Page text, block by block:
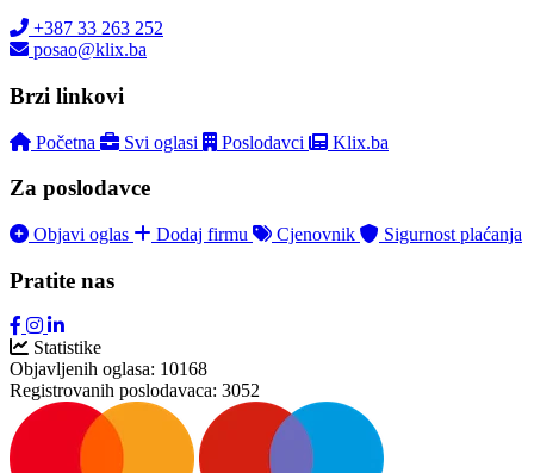
+387 33 263 252
posao@klix.ba
Brzi linkovi
Početna Svi oglasi Poslodavci Klix.ba
Za poslodavce
Objavi oglas Dodaj firmu Cjenovnik Sigurnost plaćanja
Pratite nas
Statistike
Objavljenih oglasa: 10168
Registrovanih poslodavaca: 3052